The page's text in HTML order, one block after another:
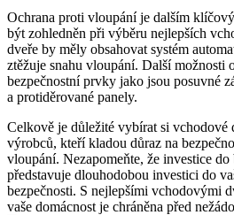
Ochrana proti​ vloupání je dalším
být⁤ zohledněn ⁣při výběru nejlepších
dveře‍ by měly obsahovat​ systém
ztěžuje snahu vloupání. Další možnosti
⁤bezpečnostní prvky jako jsou posuvné
a protiděrované panely.
Celkově je důležité ​vybírat si vchodové
výrobců, kteří kladou důraz na‍
vloupání. ‍Nezapomeňte,‍ že investice
představuje dlouhodobou⁢ investici do
bezpečnosti.⁢ S ‌nejlepšími vchodovými
vaše ⁢domácnost je chráněna před